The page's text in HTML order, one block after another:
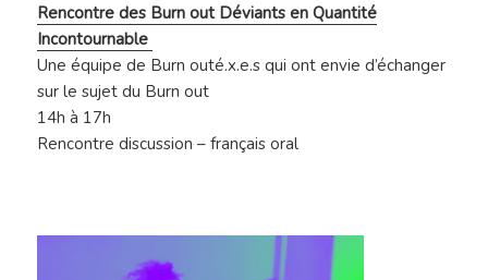
Rencontre des Burn out Déviants en Quantité
Incontournable
Une équipe de Burn outé.x.e.s qui ont envie d’échanger
sur le sujet du Burn out
14h à 17h
Rencontre discussion – français oral